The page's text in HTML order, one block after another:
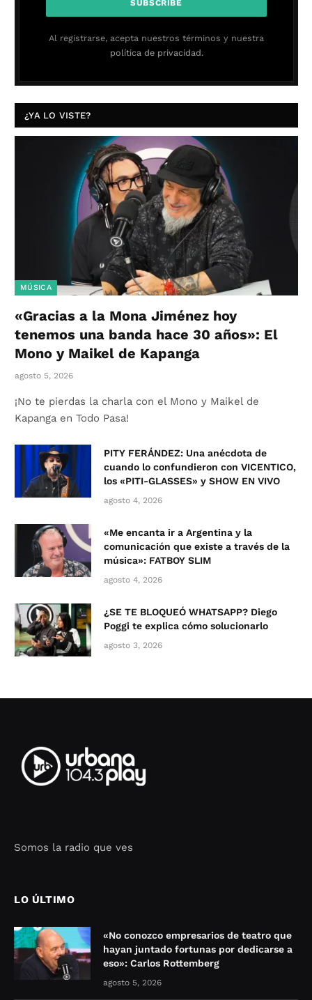
Al registrarse, acepta nuestros términos y nuestra
política de privacidad.
¿YA LO VISTE?
MÚSICA
«Gracias a la Mona Jiménez hoy
tenemos una banda hace 30 años»: El
Mono y Maikel de Kapanga
agosto 5, 2026
¡No te pierdas la charla con el Mono y Maikel de
Kapanga en Todo Pasa!
PITY FERÁNDEZ: Una anécdota de
cuando lo confundieron con VICENTICO,
los «PITI-GLASSES» y SHOW EN VIVO
agosto 4, 2026
«Me encanta ir a Argentina y la
comunicación que existe a través de la
música»: FATBOY SLIM
agosto 4, 2026
¿SE TE BLOQUEÓ WHATSAPP? Diego
Poggi te explica cómo solucionarlo
agosto 3, 2026
Somos la radio que ves
LO ÚLTIMO
«No conozco empresarios de teatro que
hayan juntado fortunas por dedicarse a
eso»: Carlos Rottemberg
agosto 5, 2026